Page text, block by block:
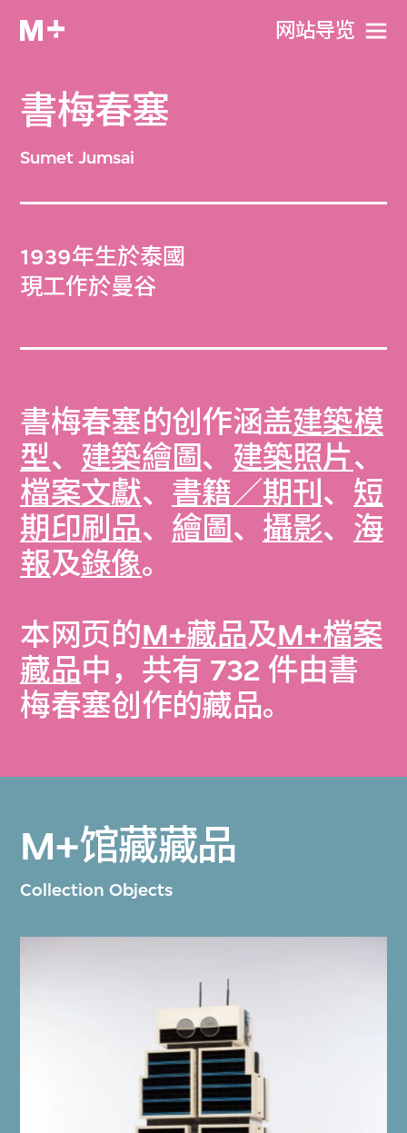
网站导览
書梅春塞
Sumet Jumsai
1939年生於泰國
現工作於曼谷
書梅春塞的创作涵盖建築模
型、 建築繪圖、 建築照片、
檔案文獻、 書籍／期刊、 短
期印刷品、 繪圖、 攝影、 海
報及錄像。
本网页的M+藏品及M+檔案
藏品中，共有 732 件由書
梅春塞创作的藏品。
M+馆藏藏品
Collection Objects